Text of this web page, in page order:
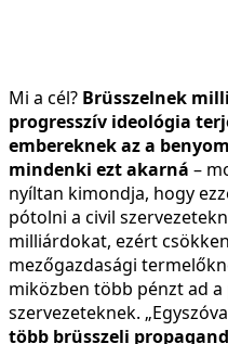
Mi a cél? Brüsszelnek
progresszív ideológia
embereknek az a
mindenki ezt akarná –
nyíltan kimondja, hogy
pótolni a civil
milliárdokat, ezért
mezőgazdasági
miközben több pénzt ad
szervezeteknek.
több brüsszeli